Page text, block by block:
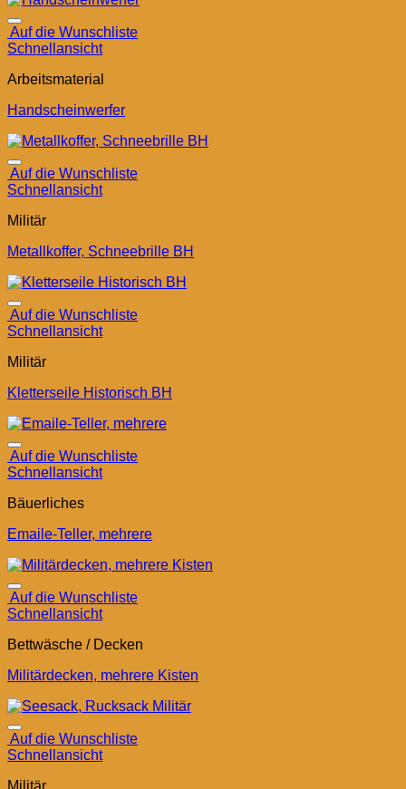
Auf die Wunschliste
Schnellansicht
Arbeitsmaterial
Handscheinwerfer
Auf die Wunschliste
Schnellansicht
Militär
Metallkoffer, Schneebrille BH
Auf die Wunschliste
Schnellansicht
Militär
Kletterseile Historisch BH
Auf die Wunschliste
Schnellansicht
Bäuerliches
Emaile-Teller, mehrere
Auf die Wunschliste
Schnellansicht
Bettwäsche / Decken
Militärdecken, mehrere Kisten
Auf die Wunschliste
Schnellansicht